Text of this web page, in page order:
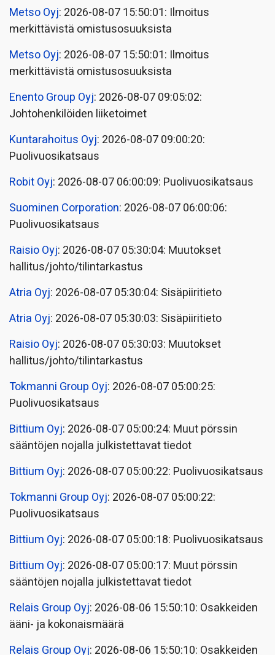
Metso Oyj: 2026-08-07 15:50:01: Ilmoitus
merkittävistä omistusosuuksista
Metso Oyj: 2026-08-07 15:50:01: Ilmoitus
merkittävistä omistusosuuksista
Enento Group Oyj: 2026-08-07 09:05:02:
Johtohenkilöiden liiketoimet
Kuntarahoitus Oyj: 2026-08-07 09:00:20:
Puolivuosikatsaus
Robit Oyj: 2026-08-07 06:00:09: Puolivuosikatsaus
Suominen Corporation: 2026-08-07 06:00:06:
Puolivuosikatsaus
Raisio Oyj: 2026-08-07 05:30:04: Muutokset
hallitus/johto/tilintarkastus
Atria Oyj: 2026-08-07 05:30:04: Sisäpiiritieto
Atria Oyj: 2026-08-07 05:30:03: Sisäpiiritieto
Raisio Oyj: 2026-08-07 05:30:03: Muutokset
hallitus/johto/tilintarkastus
Tokmanni Group Oyj: 2026-08-07 05:00:25:
Puolivuosikatsaus
Bittium Oyj: 2026-08-07 05:00:24: Muut pörssin
sääntöjen nojalla julkistettavat tiedot
Bittium Oyj: 2026-08-07 05:00:22: Puolivuosikatsaus
Tokmanni Group Oyj: 2026-08-07 05:00:22:
Puolivuosikatsaus
Bittium Oyj: 2026-08-07 05:00:18: Puolivuosikatsaus
Bittium Oyj: 2026-08-07 05:00:17: Muut pörssin
sääntöjen nojalla julkistettavat tiedot
Relais Group Oyj: 2026-08-06 15:50:10: Osakkeiden
ääni- ja kokonaismäärä
Relais Group Oyj: 2026-08-06 15:50:10: Osakkeiden